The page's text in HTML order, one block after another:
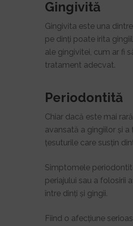
Gingivită
Gingivita este una
pe dinți poate irita
ale gingivitei, cum ar fi
tratament adecvat.
Periodontită
Chiar dacă este mai
avansată a gingiilor și
țesuturile care susțin
Simptomele
periajului sau a folosirii
între dinți și gingii.
Fiind o afecțiune